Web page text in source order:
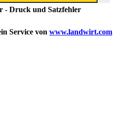
- Druck und Satzfehler
Service von www.landwirt.com